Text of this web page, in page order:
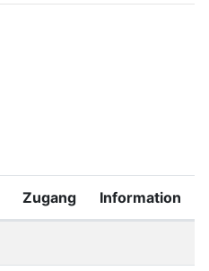
Zugang Information